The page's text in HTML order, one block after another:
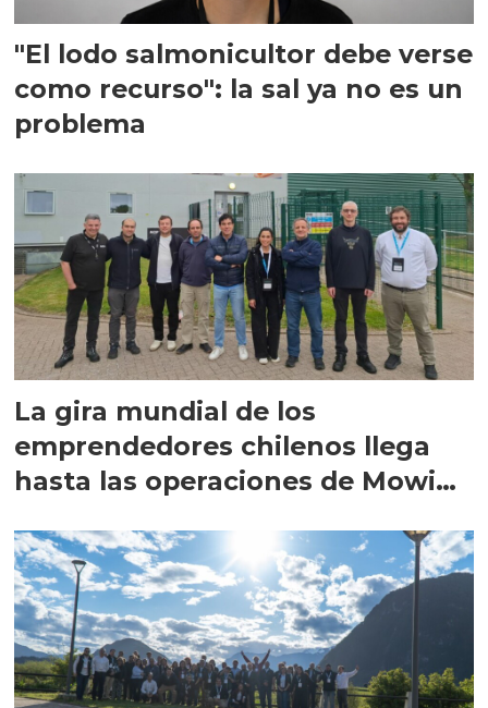
"El lodo salmonicultor debe verse
como recurso": la sal ya no es un
problema
La gira mundial de los
emprendedores chilenos llega
hasta las operaciones de Mowi